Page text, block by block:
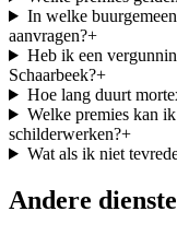
In welke
aanvragen?+
Heb ik een
Schaarbeek?+
Hoe lang duurt
Welke premies kan
schilderwerken?+
Wat als ik niet
Andere